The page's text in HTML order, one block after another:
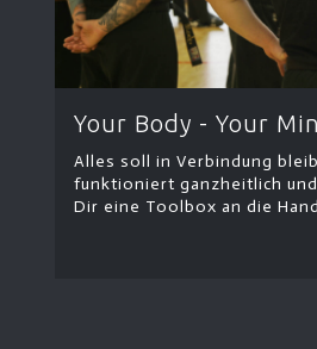
Your Body - Your
Alles soll in Verbindung
funktioniert ganzheitlich
Dir eine Toolbox an die